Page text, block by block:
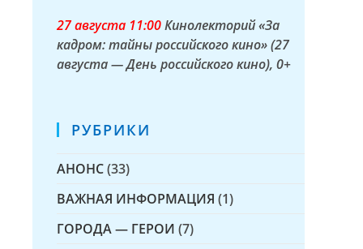
27 августа 11:00Кинолекторий «За
кадром: тайны российского кино» (27
августа — День российского кино), 0+
РУБРИКИ
АНОНС(33)
ВАЖНАЯ ИНФОРМАЦИЯ (1)
ГОРОДА — ГЕРОИ (7)